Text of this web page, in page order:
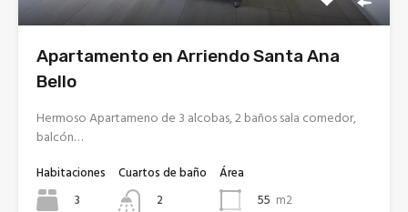
Apartamento en Arriendo Santa Ana
Bello
Hermoso Apartameno de 3 alcobas, 2 baños sala comedor,
balcón…
Habitaciones
3
Cuartos de baño
2
Área
55 m2